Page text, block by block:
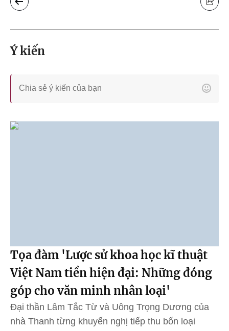
Ý kiến
Tọa đàm 'Lược sử khoa học kĩ thuật
Việt Nam tiền hiện đại: Những đóng
góp cho văn minh nhân loại'
Đại thần Lâm Tắc Từ và Uông Trọng Dương của
nhà Thanh từng khuyến nghị tiếp thu bốn loại